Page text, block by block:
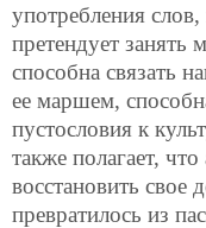
употребления
претендует занять
способна связать
ее маршем,
пустословия к
также полагает,
восстановить
превратилось из